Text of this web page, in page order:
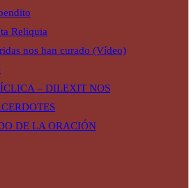
Reliquia
nos han curado (Vídeo)
– DILEXIT NOS
DE LA ORACIÓN